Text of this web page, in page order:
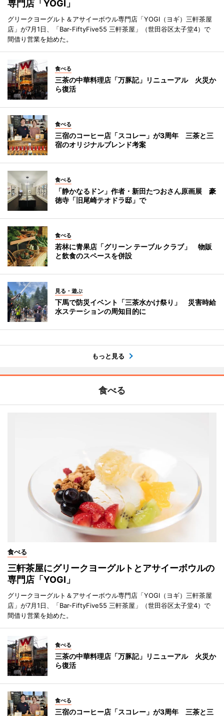
専門店「YOGI」
グリークヨーグルト＆アサイーボウル専門店「YOGI（ヨギ）三軒茶屋
店」が7月1日、「Bar-FiftyFive55 三軒茶屋」（世田谷区太子堂4）で
間借り営業を始めた。
食べる
三茶の中華料理店「万豚記」リニューアル 火災か
ら復活
食べる
三宿のコーヒー店「スコレー」が3周年 三茶と三
宿のオリジナルブレンド考案
食べる
「静かなるドン」作者・新田たつおさん原画展 豪
徳寺「旧尾崎テオドラ邸」で
食べる
若林に青果店「グリーン テーブル クラブ」 物販
と飲食のスペースを併設
見る・遊ぶ
下馬で防災イベント「三茶水かけ祭り」 災害時給
水ステーションの周知目的に
もっと見る
食べる
食べる
三軒茶屋にグリークヨーグルトとアサイーボウルの
専門店「YOGI」
グリークヨーグルト＆アサイーボウル専門店「YOGI（ヨギ）三軒茶屋
店」が7月1日、「Bar-FiftyFive55 三軒茶屋」（世田谷区太子堂4）で
間借り営業を始めた。
食べる
三茶の中華料理店「万豚記」リニューアル 火災か
ら復活
食べる
三宿のコーヒー店「スコレー」が3周年 三茶と三